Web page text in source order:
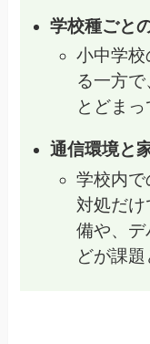
学校種ごと
小中学
る一方
とどま
通信環境と
学校内で
対処だ
備や、デ
どが課題